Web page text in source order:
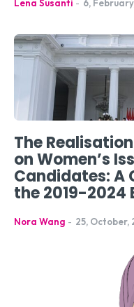
Lena Susanti - 6,
The
on Women’s
Candidates: A
the 2019-2024
Nora Wang - 25, October,